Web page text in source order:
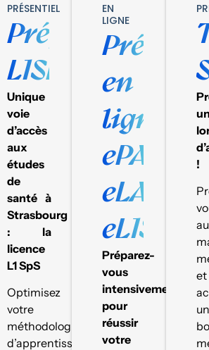
PRÉSENTIEL
Prépa
L1SPS
Unique
voie
d’accès
aux
études
de
santé à
Strasbourg
: la
licence
L1 SpS
Optimisez
votre
méthodologie
d’apprentissage
EN
LIGNE
Prépa
en
ligne
ePASS,
eLAS,
eL1SpS
Préparez-
vous
intensivement
pour
réussir
votre
!
et